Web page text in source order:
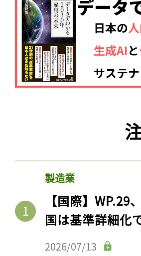
製造業
【国際】
国は基準詳細化
2026/07/13